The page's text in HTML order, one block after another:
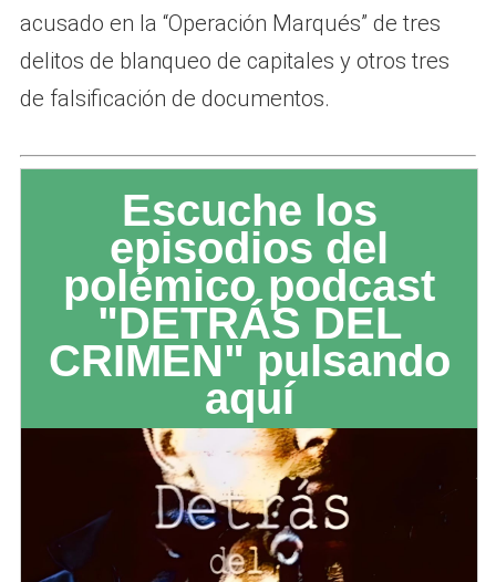
acusado en la “Operación Marqués” de tres
delitos de blanqueo de capitales y otros tres
de falsificación de documentos.
Escuche los
episodios del
polémico podcast
"DETRÁS DEL
CRIMEN" pulsando
aquí